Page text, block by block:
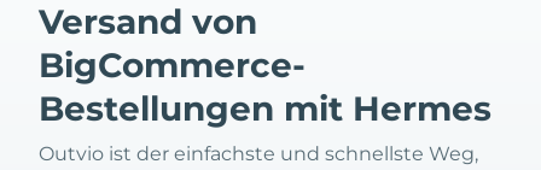
Versand von
BigCommerce-
Bestellungen mit Hermes
Outvio ist der einfachste und schnellste Weg,